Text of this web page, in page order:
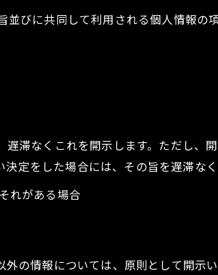
びに共同して利用される個人情報の
滞なくこれを開示します。ただし、
定をした場合には、その旨を遅滞なく
れがある場合
の情報については、原則として開示い